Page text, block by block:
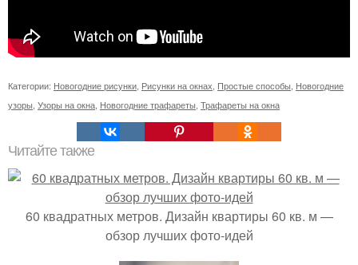
Категории: Новогодние рисунки Рисунки на окнах Простые способы Новогодние
узоры Узоры на окна Новогодние трафареты Трафареты на окна
Читайте также
60 квадратных метров. Дизайн квартиры 60 кв. м —
обзор лучших фото-идей